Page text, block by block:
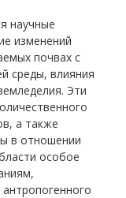
научные
изменений
почвах с
среды, влияния
Эти
а также
в отношении
особое